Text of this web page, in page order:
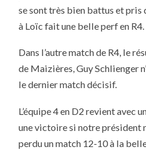
se sont très bien battus et pris
à Loïc fait une belle perf en R4.
Dans l’autre match de R4, le
de Maizières, Guy Schlienger
le dernier match décisif.
L’équipe 4 en D2 revient avec
une victoire si notre président
perdu un match 12-10 à la